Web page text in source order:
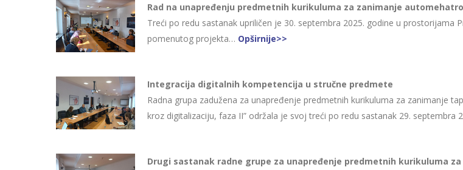
Rad na unapređenju predmetnih kurikuluma za zanimanje
Treći po redu sastanak upriličen je 30. septembra 2025. godine u prostorijama
pomenutog projekta… Opširnije>>
Integracija digitalnih kompetencija u stručne predmete
Radna grupa zadužena za unapređenje predmetnih kurikuluma za zanimanje
kroz digitalizaciju, faza II” održala je svoj treći po redu sastanak 29. septembra
Drugi sastanak radne grupe za unapređenje predmetnih kurikuluma